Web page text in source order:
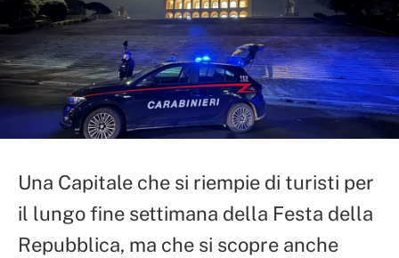
Una Capitale che si riempie di turisti per
il lungo fine settimana della Festa della
Repubblica, ma che si scopre anche